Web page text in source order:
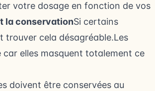
votre dosage en fonction de vos
la conservationSi certains
trouver cela désagréable.Les
elles masquent totalement ce
doivent être conservées au